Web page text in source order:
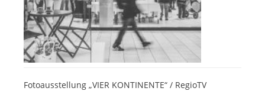
Fotoausstellung „VIER KONTINENTE“ / RegioTV